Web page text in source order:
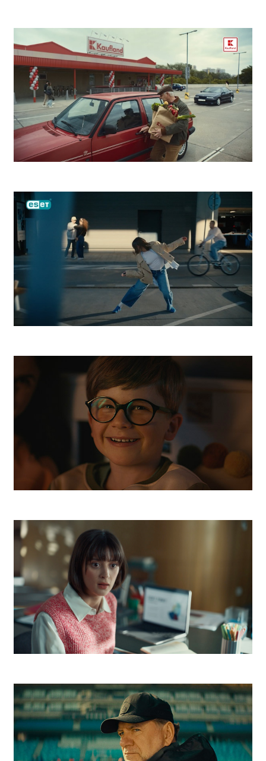
Kooperativa Bezstarostný život
Kaufland Zdeno
ESET
Orange Online Ochrana
Telekom Escape